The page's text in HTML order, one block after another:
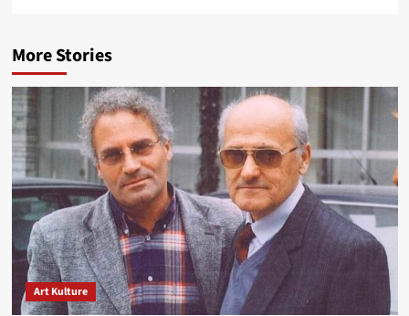
More Stories
Art Kulture